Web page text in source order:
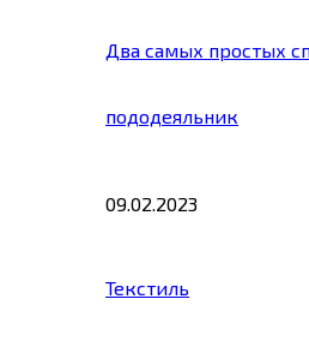
Два самых простых
пододеяльник
09.02.2023
Текстиль